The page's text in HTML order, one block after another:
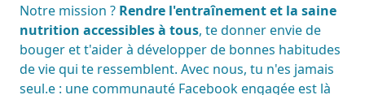
Notre mission ? Rendre l'entraînement et la saine
nutrition accessibles à tous, te donner envie de
bouger et t'aider à développer de bonnes habitudes
de vie qui te ressemblent. Avec nous, tu n'es jamais
seul.e : une communauté Facebook engagée est là